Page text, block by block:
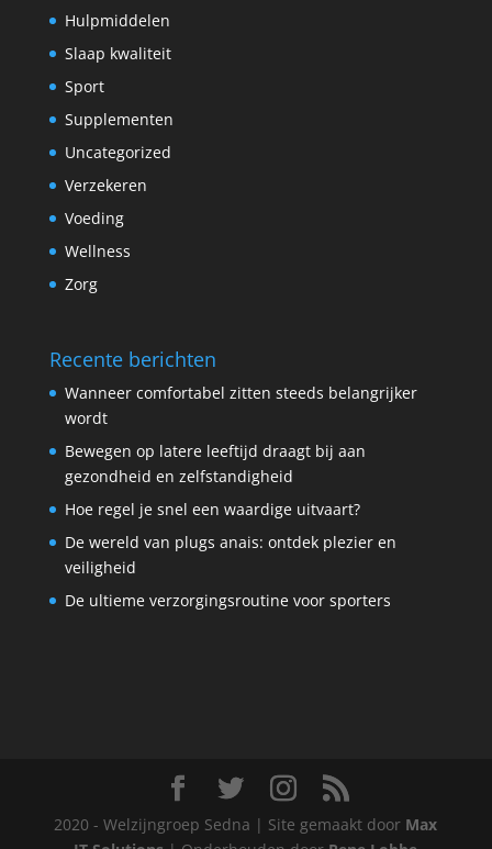
Hulpmiddelen
Slaap kwaliteit
Sport
Supplementen
Uncategorized
Verzekeren
Voeding
Wellness
Zorg
Recente berichten
Wanneer comfortabel zitten steeds belangrijker
wordt
Bewegen op latere leeftijd draagt bij aan
gezondheid en zelfstandigheid
Hoe regel je snel een waardige uitvaart?
De wereld van plugs anais: ontdek plezier en
veiligheid
De ultieme verzorgingsroutine voor sporters
2020 - Welzijngroep Sedna | Site gemaakt door Max